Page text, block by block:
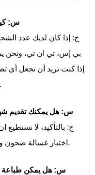
س:
ج: إذا كان لديك عدد
بي إس، تي ان تي، ونحن
إذا كنت تريد أن تجعل أي
بمجرد وضع النظام معنا في الماضي.
س: هل يمكنك تقديم
ج: بالتأكيد، لا نستطيع
BV، FDA، LFGB، ASTM، اختبار غسالة صحون وهلم جرا.
س: هل يمكن طباعة